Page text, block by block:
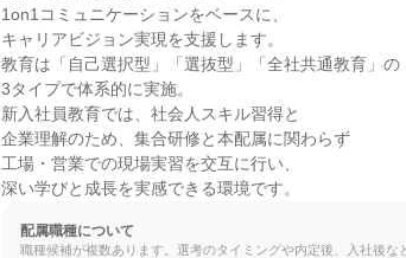
1on1コミュニケーションをベースに、
キャリアビジョン実現を支援します。
教育は「自己選択型」「選抜型」「全社共通教育」の
3タイプで体系的に実施。
新入社員教育では、社会人スキル習得と
企業理解のため、集合研修と本配属に関わらず
工場・営業での現場実習を交互に行い、
深い学びと成長を実感できる環境です。
配属職種について
職種候補が複数あります。選考のタイミングや内定後、入社後な